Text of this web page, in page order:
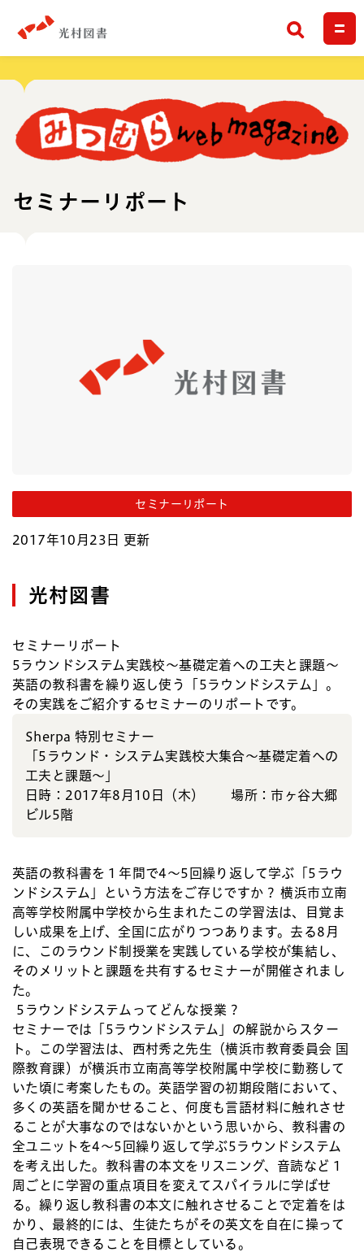
検索
セミナーリポート
セミナーリポート
2017年10月23日 更新
光村図書
セミナーリポート
5ラウンドシステム実践校～基礎定着への工夫と課題～
英語の教科書を繰り返し使う「5ラウンドシステム」。
その実践をご紹介するセミナーのリポートです。
Sherpa 特別セミナー
「5ラウンド・システム実践校大集合～基礎定着への
工夫と課題～」
日時：2017年8月10日（木） 場所：市ヶ谷大郷
ビル5階
英語の教科書を１年間で4～5回繰り返して学ぶ「5ラウ
ンドシステム」という方法をご存じですか？ 横浜市立南
高等学校附属中学校から生まれたこの学習法は、目覚ま
しい成果を上げ、全国に広がりつつあります。去る8月
に、このラウンド制授業を実践している学校が集結し、
そのメリットと課題を共有するセミナーが開催されまし
た。
5ラウンドシステムってどんな授業？
セミナーでは「5ラウンドシステム」の解説からスター
ト。この学習法は、西村秀之先生（横浜市教育委員会 国
際教育課）が横浜市立南高等学校附属中学校に勤務して
いた頃に考案したもの。英語学習の初期段階において、
多くの英語を聞かせること、何度も言語材料に触れさせ
ることが大事なのではないかという思いから、教科書の
全ユニットを4～5回繰り返して学ぶ5ラウンドシステム
を考え出した。教科書の本文をリスニング、音読など１
周ごとに学習の重点項目を変えてスパイラルに学ばせ
る。繰り返し教科書の本文に触れさせることで定着をは
かり、最終的には、生徒たちがその英文を自在に操って
自己表現できることを目標としている。